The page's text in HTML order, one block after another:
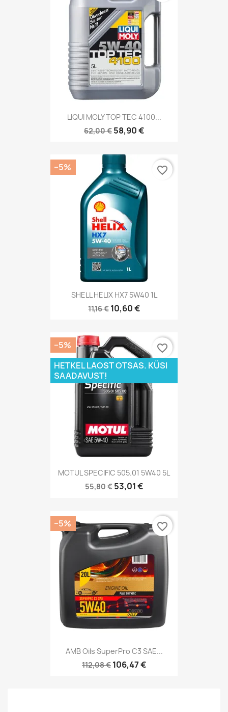
LIQUI MOLY TOP TEC 4100...
62,00 € 58,90 €
SHELL HELIX HX7 5W40 1L
11,16 € 10,60 €
−5% favorite_border
MOTUL SPECIFIC 505.01 5W40 5L
55,80 € 53,01 €
−5%
HETKEL LAOST OTSAS. KÜSI
SAADAVUST!
favorite_border
AMB Oils SuperPro C3 SAE...
112,08 € 106,47 €
−5% favorite_border